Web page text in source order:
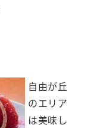
自由が丘
のエリア
は美味し